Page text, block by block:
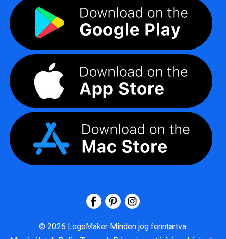
© 2026 LogoMaker Minden jog fenntartva.